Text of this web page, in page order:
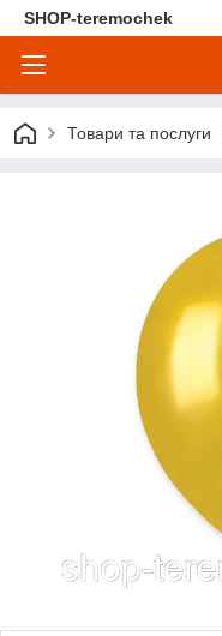
SHOP-teremochek
Товари та послуги